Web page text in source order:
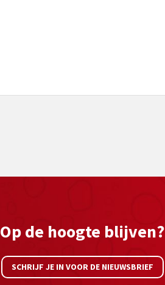
Op de hoogte blijven?
SCHRIJF JE IN VOOR DE NIEUWSBRIEF